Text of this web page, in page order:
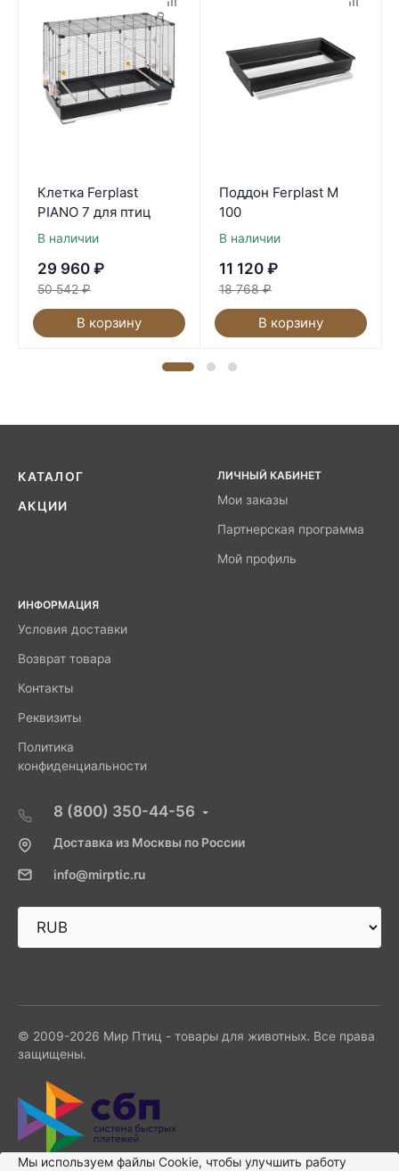
Клетка Ferplast
PIANO 7 для птиц
В наличии
29 960 ₽
50 542 ₽
В корзину
Поддон Ferplast M
100
В наличии
11 120 ₽
18 768 ₽
В корзину
КАТАЛОГ
АКЦИИ
ЛИЧНЫЙ КАБИНЕТ
Мои заказы
Партнерская программа
Мой профиль
ИНФОРМАЦИЯ
Условия доставки
Возврат товара
Контакты
Реквизиты
Политика
конфиденциальности
8 (800) 350-44-56
Доставка из Москвы по России
info@mirptic.ru
© 2009-2026 Мир Птиц - товары для животных. Все права
защищены.
Мы используем файлы Сookie, чтобы улучшить работу